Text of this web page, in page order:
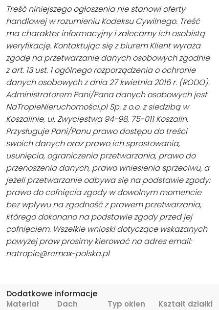
Treść niniejszego ogłoszenia nie stanowi oferty
handlowej w rozumieniu Kodeksu Cywilnego. Treść
ma charakter informacyjny i zalecamy ich osobistą
weryfikację. Kontaktując się z biurem Klient wyraża
zgodę na przetwarzanie danych osobowych zgodnie
z art. 13 ust. 1 ogólnego rozporządzenia o ochronie
danych osobowych z dnia 27 kwietnia 2016 r. (RODO).
Administratorem Pani/Pana danych osobowych jest
NaTropieNieruchomości.pl Sp. z o.o. z siedzibą w
Koszalinie, ul. Zwycięstwa 94-98, 75-011 Koszalin.
Przysługuje Pani/Panu prawo dostępu do treści
swoich danych oraz prawo ich sprostowania,
usunięcia, ograniczenia przetwarzania, prawo do
przenoszenia danych, prawo wniesienia sprzeciwu, a
jeżeli przetwarzanie odbywa się na podstawie zgody:
prawo do cofnięcia zgody w dowolnym momencie
bez wpływu na zgodność z prawem przetwarzania,
którego dokonano na podstawie zgody przed jej
cofnięciem. Wszelkie wnioski dotyczące wskazanych
powyżej praw prosimy kierować na adres email:
natropie@remax-polska.pl
Dodatkowe informacje
Materiał
Dach
Typ okien
Kształt działki